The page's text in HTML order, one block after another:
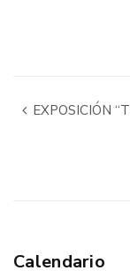
EXPOSICIÓN
Calendario